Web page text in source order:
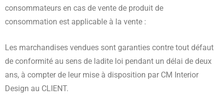
consommateurs en cas de vente de produit de
consommation est applicable à la vente :
Les marchandises vendues sont garanties contre tout défaut
de conformité au sens de ladite loi pendant un délai de deux
ans, à compter de leur mise à disposition par CM Interior
Design au CLIENT.